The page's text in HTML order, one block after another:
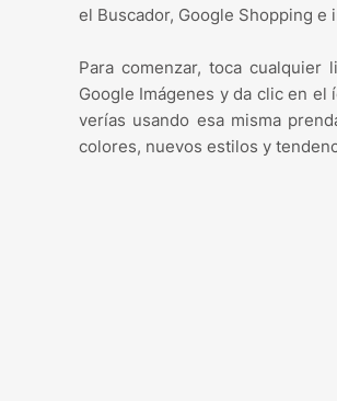
el Buscador, Google Shopping
Para comenzar, toca
Google Imágenes y da clic en
verías usando esa misma
colores, nuevos estilos y